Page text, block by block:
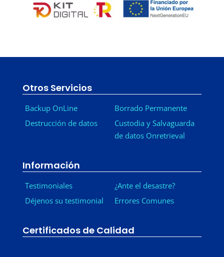
Otros Servicios
Backup OnLine
Destrucción de datos
Borrado Permanente
Custodia y Salvaguarda
de datos Onretrieval
Información
Testimoniales
Déjenos su testimonial
¿Ante el desastre?
Errores Comunes
Certificados de Calidad